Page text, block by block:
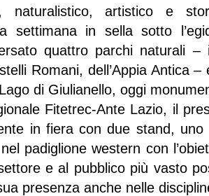
naturalistico, artistico e
settimana in sella sotto
quattro parchi naturali
Romani, dell’Appia Antica
di Giulianello, oggi
Fitetrec-Ante Lazio, il
in fiera con due stand, uno
padiglione western con
e al pubblico più vasto
presenza anche nelle